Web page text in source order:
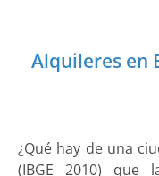
Alquileres en
¿Qué hay de una
(IBGE 2010) que